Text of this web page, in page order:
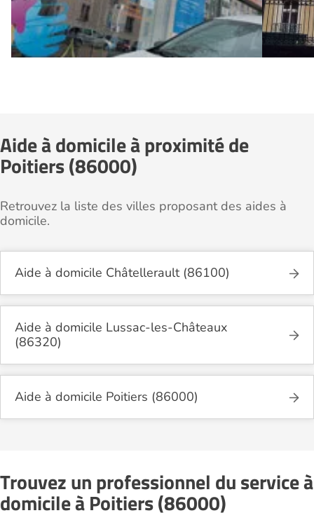
Aide à domicile à proximité de
Poitiers (86000)
Retrouvez la liste des villes proposant des aides à
domicile.
Aide à domicile Châtellerault (86100)
Aide à domicile Lussac-les-Châteaux
(86320)
Aide à domicile Poitiers (86000)
Trouvez un professionnel du service à
domicile à Poitiers (86000)